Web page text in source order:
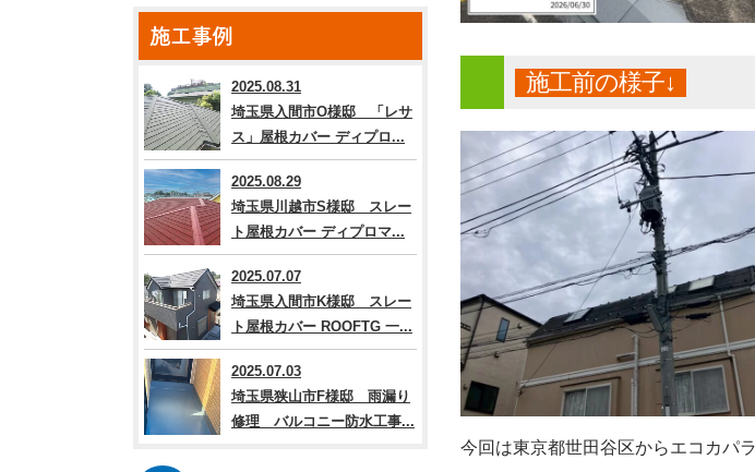
施工前の様子↓
今回は東京都世田谷区からエコカパ
施工事例
2025.08.31
埼玉県入間市O様邸 「レサ
ス」屋根カバー ディプロ...
2025.08.29
埼玉県川越市S様邸 スレー
ト屋根カバー ディプロマ...
2025.07.07
埼玉県入間市K様邸 スレー
ト屋根カバー ROOFTG 一...
2025.07.03
埼玉県狭山市F様邸 雨漏り
修理 バルコニー防水工事...